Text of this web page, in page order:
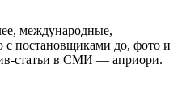
международные,
с постановщиками до, фото и
статьи в СМИ — априори.